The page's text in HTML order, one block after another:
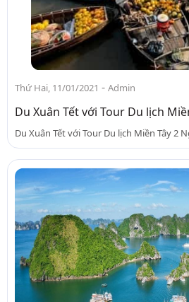
Thứ Hai, 11/01/2021 - Admin
Du Xuân Tết với Tour Du lịch
Du Xuân Tết với Tour Du lịch Miền Tây 2